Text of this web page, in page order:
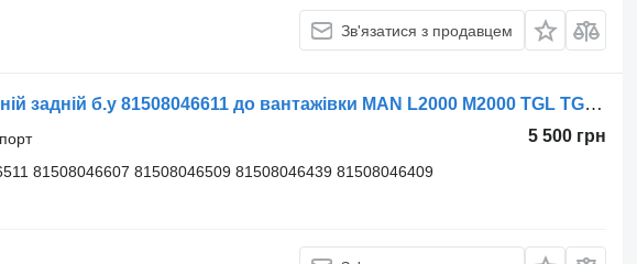
Зв'язатися з продавцем
Супорт MAN передній задній б.у 81508046611 до вантажівки MAN L2000 М2000 ТGL ТGA TGM TGX TGS
5 500 грн
81508046607 81508046509 81508046439 81508046409